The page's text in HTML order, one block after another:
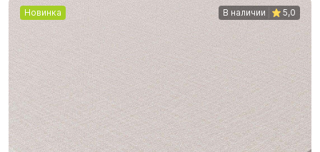
Новинка В наличии 5,0